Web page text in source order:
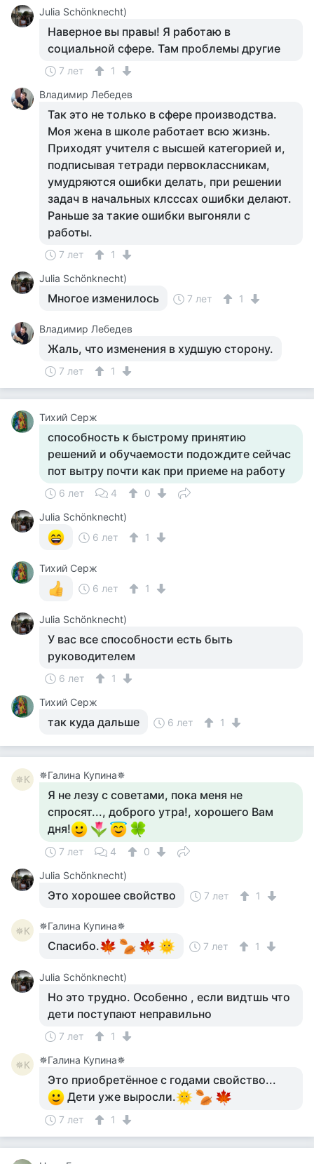
Julia Schönknecht)
Наверное вы правы! Я работаю в
социальной сфере. Там проблемы другие
7 лет
1
Владимир Лебедев
Так это не только в сфере производства.
Моя жена в школе работает всю жизнь.
Приходят учителя с высшей категорией и,
подписывая тетради первоклассникам,
умудряются ошибки делать, при решении
задач в начальных клсссах ошибки делают.
Раньше за такие ошибки выгоняли с
работы.
7 лет
1
Julia Schönknecht)
Многое изменилось 7 лет 1
Владимир Лебедев
Жаль, что изменения в худшую сторону.
7 лет 1
Тихий Серж
способность к быстрому принятию
решений и обучаемости подождите сейчас
пот вытру почти как при приеме на работу
6 лет 4
0
Julia Schönknecht)
6 лет
1
Тихий Серж
6 лет
1
Julia Schönknecht)
У вас все способности есть быть
руководителем
6 лет
1
Тихий Серж
так куда дальше 6 лет 1
✵К ✵Галина Купина✵
Я не лезу с советами, пока меня не
спросят..., доброго утра!, хорошего Вам
дня!
7 лет 4
0
Julia Schönknecht)
Это хорошее свойство 7 лет 1
✵К ✵Галина Купина✵
Спасибо. 7 лет 1
Julia Schönknecht)
Но это трудно. Особенно , если видтшь что
дети поступают неправильно
7 лет 1
✵К ✵Галина Купина✵
Это приобретённое с годами свойство...
Дети уже выросли.
7 лет 1